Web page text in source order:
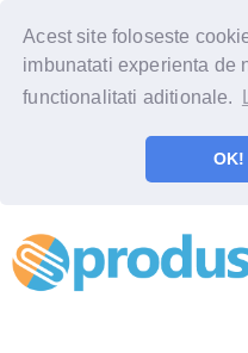
Acest site foloseste
imbunatati experienta de
functionalitati aditionale.
OK!